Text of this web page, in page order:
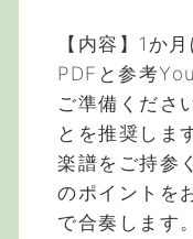
【内容】1か
PDFと参考
ご準備くださ
とを推奨しま
楽譜をご持参
のポイントを
で合奏します